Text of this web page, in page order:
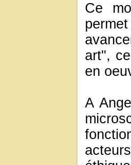
Ce
art",
en
A